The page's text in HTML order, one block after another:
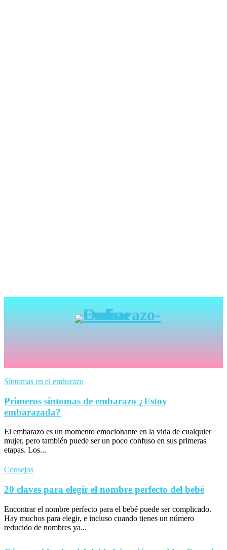
Síntomas en el embarazo
Primeros síntomas de embarazo ¿Estoy
embarazada?
El embarazo es un momento emocionante en la vida de cualquier
mujer, pero también puede ser un poco confuso en sus primeras
etapas. Los...
Consejos
20 claves para elegir el nombre perfecto del bebé
Encontrar el nombre perfecto para el bebé puede ser complicado.
Hay muchos para elegir, e incluso cuando tienes un número
reducido de nombres ya...